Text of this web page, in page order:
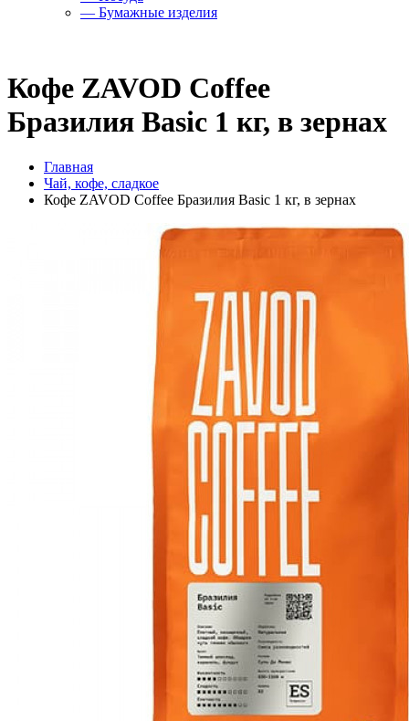
— Бумажные изделия
Кофе ZAVOD Coffee
Бразилия Basic 1 кг, в зернах
Главная
Чай, кофе, сладкое
Кофе ZAVOD Coffee Бразилия Basic 1 кг, в зернах